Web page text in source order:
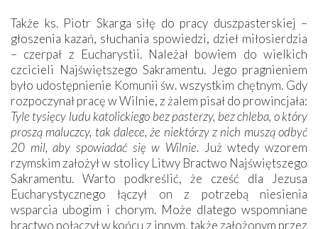
Także ks. Piotr Skarga siłę do pracy duszpasterskiej –
głoszenia kazań, słuchania spowiedzi, dzieł miłosierdzia
– czerpał z Eucharystii. Należał bowiem do wielkich
czcicieli Najświętszego Sakramentu. Jego pragnieniem
było udostępnienie Komunii św. wszystkim chętnym. Gdy
rozpoczynał pracę w Wilnie, z żalem pisał do prowincjała:
Tyle tysięcy ludu katolickiego bez pasterzy, bez chleba, o który
proszą maluczcy, tak dalece, że niektórzy z nich muszą odbyć
20 mil, aby spowiadać się w Wilnie. Już wtedy wzorem
rzymskim założył w stolicy Litwy Bractwo Najświętszego
Sakramentu. Warto podkreślić, że cześć dla Jezusa
Eucharystycznego łączył on z potrzebą niesienia
wsparcia ubogim i chorym. Może dlatego wspomniane
bractwo połączył w końcu z innym, także założonym przez